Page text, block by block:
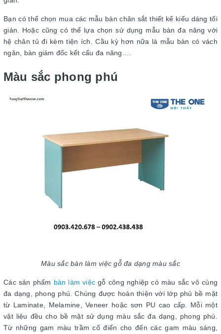
Bạn có thể chọn mua các mẫu bàn chân sắt thiết kế kiểu dáng tối
giản. Hoặc cũng có thể lựa chọn sử dụng mẫu bàn đa năng với
hệ chân tủ đi kèm tiện ích. Cầu kỳ hơn nữa là mẫu bàn có vách
ngăn, bàn giám đốc kết cấu đa năng….
Màu sắc phong phú
Màu sắc bàn làm việc gỗ đa dạng màu sắc
Các sản phẩm bàn làm việc gỗ công nghiệp có màu sắc vô cùng
đa dạng, phong phú. Chúng được hoàn thiện với lớp phủ bề mặt
từ Laminate, Melamine, Veneer hoặc sơn PU cao cấp. Mỗi một
vật liệu đều cho bề mặt sử dụng màu sắc đa dạng, phong phú.
Từ những gam màu trầm cổ điển cho đến các gam màu sáng,